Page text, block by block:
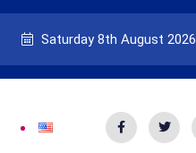
Saturday 8th August 2026